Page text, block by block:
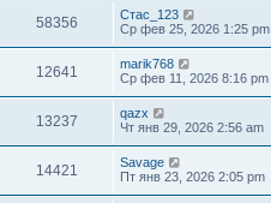
58356
Стас_123
Ср фев 25, 2026 1:25 pm
12641
marik768
Ср фев 11, 2026 8:16 pm
13237
qazx
Чт янв 29, 2026 2:56 am
14421
Savage
Пт янв 23, 2026 2:05 pm